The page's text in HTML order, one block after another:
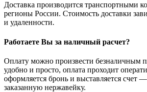
Доставка производится транспортными
регионы России. Стоимость доставки
и удаленности.
Работаете Вы за наличный расчет?
Оплату можно произвести безналичным
удобно и просто, оплата проходит
оформляется бронь и выставляется счет
заказанную нержавейку.